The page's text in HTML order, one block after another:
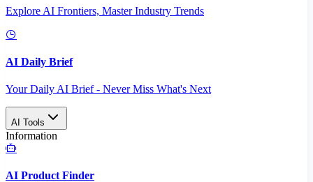
Explore AI Frontiers, Master Industry Trends
AI Daily Brief
Your Daily AI Brief - Never Miss What's Next
AI Tools
Information
AI Product Finder